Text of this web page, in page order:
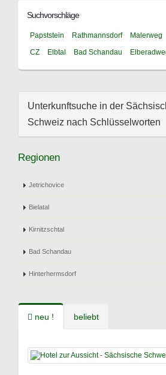
Suchvorschläge
Papststein Rathmannsdorf Malerweg
CZ
Elbtal Bad Schandau
Unterkunftsuche in der
Schweiz nach Schlüsselworten
Regionen
Jetrichovice
Bielatal
Kirnitzschtal
Bad Schandau
Hinterhermsdorf
neu ! beliebt